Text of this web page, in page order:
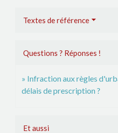
Textes de référence
Questions ? Réponses !
Infraction aux règles
délais de prescription ?
Et aussi